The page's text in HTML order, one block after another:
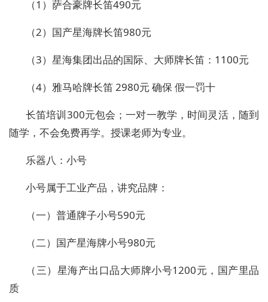
（1）萨合豪牌长笛490元
（2）国产星海牌长笛980元
（3）星海集团出品的国际、大师牌长笛：1100元
（4）雅马哈牌长笛 2980元 确保 假一罚十
长笛培训300元包会；一对一教学，时间灵活，随到
随学，不会免费再学。授课老师为专业。
乐器八：小号
小号属于工业产品，讲究品牌：
（一）普通牌子小号590元
（二）国产星海牌小号980元
（三）星海产出口品大师牌小号1200元，国产里品
质